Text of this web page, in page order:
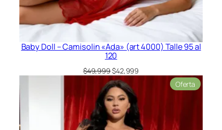
Baby Doll – Camisolin «Ada» (art 4000) Talle 95 al
120
$49,999El
precio
original
era:
$49,999.
$42,999
$42,999.
Oferta
en